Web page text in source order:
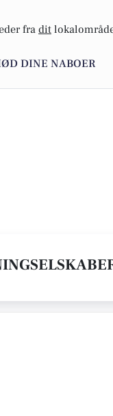
fra dit
DINE NABOER